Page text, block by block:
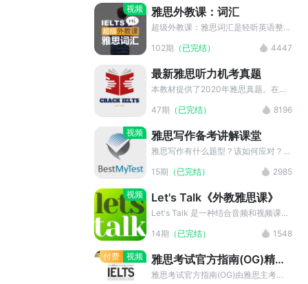
计方式，因为姐希望你不要上来就怕怕
了，然后就没有然后了。坚持才会有惊
己有多牛逼！ 【主讲老师】 靳欣，
雅思北京总校金牌口语主讲，从事雅思
口语教学超6年，曾接受现役雅思口语
则与内幕。 从教前历任中国国际广播
球科技服务部SO项目经理、中文报纸/
杂志记者，国家人事部CATTI二级口
等。 【购买须知】 1.课程为虚拟商
谅解。 2.课程目前只支持在手机和
ipad端收听。 3.如果课程付款后收看
在线帮您解决。
经验丰富的海外英语教师，从口语、听
力、阅读和写作四大部分集中攻克雅
视频 雅思外教课：词汇
超级外教课：雅思词汇是轻听英语整合
方面全面提高学生在英语听、说、读、
考试中，也在日常生活中带给学生最实
用贴切的表达用法。 每周更新。
102期 （已完结） 4447
最新雅思听力机考真题
本教材提供了2020年雅思真题。在雅
考试前熟悉每种题型很重要。 素材来
Rob 频道，均用于教育目的。我们保
留了创作者的原始信息。如果您是该素
议，请联系我们。
47期 （已完结） 8196
视频 雅思写作备考讲解课堂
雅思写作有什么题型？该如何应对？本
读，在练习里提炼出高效的答题方法。
频道，均用于教育目的。我们保留了创
作者的原始信息。如果您是该素材的版
联系我们。
15期 （已完结） 2985
视频 Let's Talk《外教雅思课》
Let's Talk 是一种结合音频和视频课程
单：利用现代教学原则和最新的网络技
口号是“用中性的口音说流利的英语”。
素材来源于 YouTube 的 Let's Talk 频
14期 （已完结） 1548
付费 视频
雅思考试官方指南(OG)精讲
视频课程
雅思考试官方指南(OG)由雅思主考